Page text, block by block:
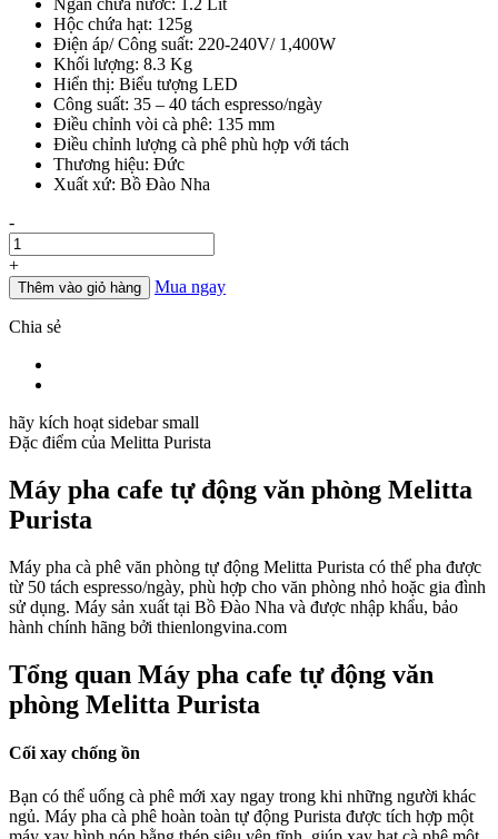
18.000.000đ.
Ngăn chứa nước: 1.2 Lit
Hộc chứa hạt: 125g
Điện áp/ Công suất: 220-240V/ 1,400W
Khối lượng: 8.3 Kg
Hiển thị: Biểu tượng LED
Công suất: 35 – 40 tách espresso/ngày
Điều chỉnh vòi cà phê: 135 mm
Điều chỉnh lượng cà phê phù hợp với tách
Thương hiệu: Đức
Xuất xứ: Bồ Đào Nha
Số
lượng
-
+
Thêm vào giỏ hàng Mua ngay
Chia sẻ
hãy kích hoạt sidebar small
Đặc điểm của Melitta Purista
Máy pha cafe tự động văn phòng Melitta
Purista
Máy pha cà phê văn phòng tự động Melitta Purista có thể pha được
từ 50 tách espresso/ngày, phù hợp cho văn phòng nhỏ hoặc gia đình
sử dụng. Máy sản xuất tại Bồ Đào Nha và được nhập khẩu, bảo
hành chính hãng bởi thienlongvina.com
Tổng quan Máy pha cafe tự động văn
phòng Melitta Purista
Cối xay chống ồn
Bạn có thể uống cà phê mới xay ngay trong khi những người khác
ngủ. Máy pha cà phê hoàn toàn tự động Purista được tích hợp một